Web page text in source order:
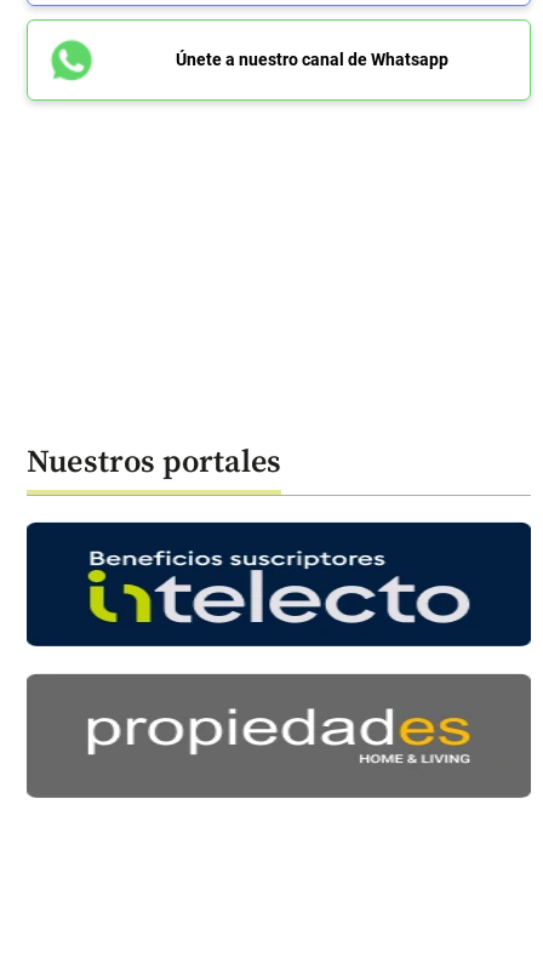
Únete a nuestro canal de Whatsapp
Nuestros portales